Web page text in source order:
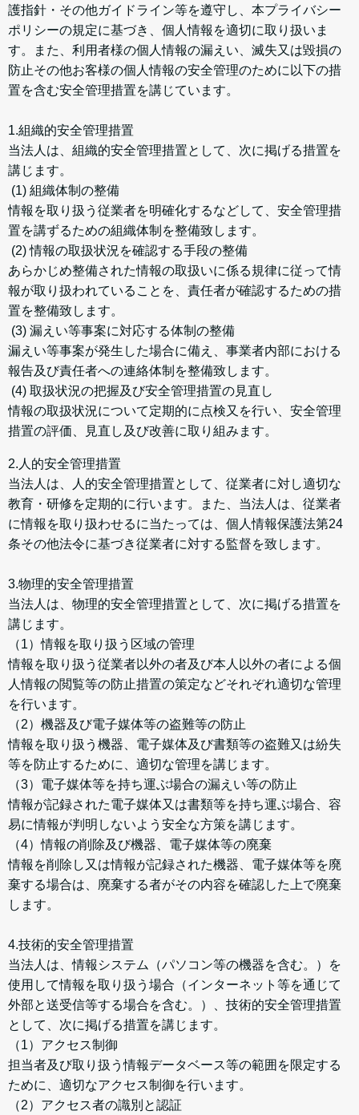
護指針・その他ガイドライン等を遵守し、本プライバシー
ポリシーの規定に基づき、個人情報を適切に取り扱いま
す。また、利用者様の個人情報の漏えい、滅失又は毀損の
防止その他お客様の個人情報の安全管理のために以下の措
置を含む安全管理措置を講じています。
1.組織的安全管理措置
当法人は、組織的安全管理措置として、次に掲げる措置を
講じます。
(1) 組織体制の整備
情報を取り扱う従業者を明確化するなどして、安全管理措
置を講ずるための組織体制を整備致します。
(2) 情報の取扱状況を確認する手段の整備
あらかじめ整備された情報の取扱いに係る規律に従って情
報が取り扱われていることを、責任者が確認するための措
置を整備致します。
(3) 漏えい等事案に対応する体制の整備
漏えい等事案が発生した場合に備え、事業者内部における
報告及び責任者への連絡体制を整備致します。
(4) 取扱状況の把握及び安全管理措置の見直し
情報の取扱状況について定期的に点検又を行い、安全管理
措置の評価、見直し及び改善に取り組みます。
2.人的安全管理措置
当法人は、人的安全管理措置として、従業者に対し適切な
教育・研修を定期的に行います。また、当法人は、従業者
に情報を取り扱わせるに当たっては、個人情報保護法第24
条その他法令に基づき従業者に対する監督を致します。
3.物理的安全管理措置
当法人は、物理的安全管理措置として、次に掲げる措置を
講じます。
（1）情報を取り扱う区域の管理
情報を取り扱う従業者以外の者及び本人以外の者による個
人情報の閲覧等の防止措置の策定などそれぞれ適切な管理
を行います。
（2）機器及び電子媒体等の盗難等の防止
情報を取り扱う機器、電子媒体及び書類等の盗難又は紛失
等を防止するために、適切な管理を講じます。
（3）電子媒体等を持ち運ぶ場合の漏えい等の防止
情報が記録された電子媒体又は書類等を持ち運ぶ場合、容
易に情報が判明しないよう安全な方策を講じます。
（4）情報の削除及び機器、電子媒体等の廃棄
情報を削除し又は情報が記録された機器、電子媒体等を廃
棄する場合は、廃棄する者がその内容を確認した上で廃棄
します。
4.技術的安全管理措置
当法人は、情報システム（パソコン等の機器を含む。）を
使用して情報を取り扱う場合（インターネット等を通じて
外部と送受信等する場合を含む。）、技術的安全管理措置
として、次に掲げる措置を講じます。
（1）アクセス制御
担当者及び取り扱う情報データベース等の範囲を限定する
ために、適切なアクセス制御を行います。
（2）アクセス者の識別と認証